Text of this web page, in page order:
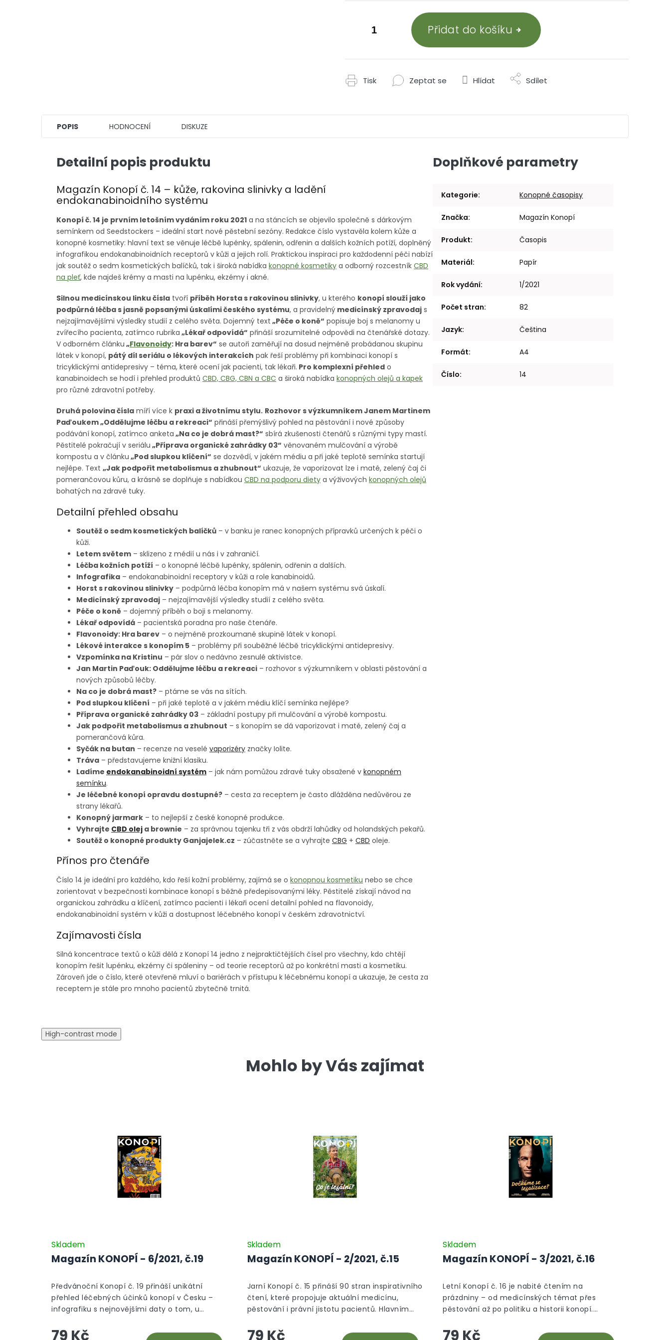
Přidat do košíku
Tisk Zeptat se Hlídat Sdílet
POPIS HODNOCENÍ DISKUZE
Detailní popis produktu
Magazín Konopí č. 14 – kůže, rakovina slinivky a ladění
endokanabinoidního systému
Konopí č. 14 je prvním letošním vydáním roku 2021 a na stáncích se objevilo společně s dárkovým
semínkem od Seedstockers – ideální start nové pěstební sezóny. Redakce číslo vystavěla kolem kůže a
konopné kosmetiky: hlavní text se věnuje léčbě lupénky, spálenin, odřenin a dalších kožních potíží, doplněný
infografikou endokanabinoidních receptorů v kůži a jejich rolí. Praktickou inspiraci pro každodenní péči nabízí
jak soutěž o sedm kosmetických balíčků, tak i široká nabídka konopné kosmetiky a odborný rozcestník CBD
na pleť, kde najdeš krémy a masti na lupénku, ekzémy i akné.
Silnou medicínskou linku čísla tvoří příběh Horsta s rakovinou slinivky, u kterého konopí slouží jako
podpůrná léčba s jasně popsanými úskalími českého systému, a pravidelný medicínský zpravodaj s
nejzajímavějšími výsledky studií z celého světa. Dojemný text „Péče o koně“ popisuje boj s melanomy u
zvířecího pacienta, zatímco rubrika „Lékař odpovídá“ přináší srozumitelné odpovědi na čtenářské dotazy.
V odborném článku „Flavonoidy: Hra barev“ se autoři zaměřují na dosud nejméně probádanou skupinu
látek v konopí, pátý díl seriálu o lékových interakcích pak řeší problémy při kombinaci konopí s
tricyklickými antidepresivy – téma, které ocení jak pacienti, tak lékaři. Pro komplexní přehled o
kanabinoidech se hodí i přehled produktů CBD, CBG, CBN a CBC a široká nabídka konopných olejů a kapek
pro různé zdravotní potřeby.
Druhá polovina čísla míří více k praxi a životnímu stylu. Rozhovor s výzkumníkem Janem Martinem
Paďoukem „Oddělujme léčbu a rekreaci“ přináší přemýšlivý pohled na pěstování i nové způsoby
podávání konopí, zatímco anketa „Na co je dobrá mast?“ sbírá zkušenosti čtenářů s různými typy mastí.
Pěstitelé pokračují v seriálu „Příprava organické zahrádky 03“ věnovaném mulčování a výrobě
kompostu a v článku „Pod slupkou klíčení“ se dozvědí, v jakém médiu a při jaké teplotě semínka startují
nejlépe. Text „Jak podpořit metabolismus a zhubnout“ ukazuje, že vaporizovat lze i maté, zelený čaj či
pomerančovou kůru, a krásně se doplňuje s nabídkou CBD na podporu diety a výživových konopných olejů
bohatých na zdravé tuky.
Detailní přehled obsahu
Soutěž o sedm kosmetických balíčků – v banku je ranec konopných přípravků určených k péči o
kůži.
Letem světem – sklizeno z médií u nás i v zahraničí.
Léčba kožních potíží – o konopné léčbě lupénky, spálenin, odřenin a dalších.
Infografika – endokanabinoidní receptory v kůži a role kanabinoidů.
Horst s rakovinou slinivky – podpůrná léčba konopím má v našem systému svá úskalí.
Medicínský zpravodaj – nejzajímavější výsledky studií z celého světa.
Péče o koně – dojemný příběh o boji s melanomy.
Lékař odpovídá – pacientská poradna pro naše čtenáře.
Flavonoidy: Hra barev – o nejméně prozkoumané skupině látek v konopí.
Lékové interakce s konopím 5 – problémy při souběžné léčbě tricyklickými antidepresivy.
Vzpomínka na Kristinu – pár slov o nedávno zesnulé aktivistce.
Jan Martin Paďouk: Oddělujme léčbu a rekreaci – rozhovor s výzkumníkem v oblasti pěstování a
nových způsobů léčby.
Na co je dobrá mast? – ptáme se vás na sítích.
Pod slupkou klíčení – při jaké teplotě a v jakém médiu klíčí semínka nejlépe?
Příprava organické zahrádky 03 – základní postupy při mulčování a výrobě kompostu.
Jak podpořit metabolismus a zhubnout – s konopím se dá vaporizovat i maté, zelený čaj a
pomerančová kůra.
Syčák na butan – recenze na veselé vaporizéry značky Iolite.
Tráva – představujeme knižní klasiku.
Ladíme endokanabinoidní systém – jak nám pomůžou zdravé tuky obsažené v konopném
semínku.
Je léčebné konopí opravdu dostupné? – cesta za receptem je často dlážděna nedůvěrou ze
strany lékařů.
Konopný jarmark – to nejlepší z české konopné produkce.
Vyhrajte CBD olej a brownie – za správnou tajenku tři z vás obdrží lahůdky od holandských pekařů.
Soutěž o konopné produkty Ganjajelek.cz – zúčastněte se a vyhrajte CBG + CBD oleje.
Přínos pro čtenáře
Číslo 14 je ideální pro každého, kdo řeší kožní problémy, zajímá se o konopnou kosmetiku nebo se chce
zorientovat v bezpečnosti kombinace konopí s běžně předepisovanými léky. Pěstitelé získají návod na
organickou zahrádku a klíčení, zatímco pacienti i lékaři ocení detailní pohled na flavonoidy,
endokanabinoidní systém v kůži a dostupnost léčebného konopí v českém zdravotnictví.
Zajímavosti čísla
Silná koncentrace textů o kůži dělá z Konopí 14 jedno z nejpraktičtějších čísel pro všechny, kdo chtějí
konopím řešit lupénku, ekzémy či spáleniny – od teorie receptorů až po konkrétní masti a kosmetiku.
Zároveň jde o číslo, které otevřeně mluví o bariérách v přístupu k léčebnému konopí a ukazuje, že cesta za
receptem je stále pro mnoho pacientů zbytečně trnitá.
Doplňkové parametry
Kategorie: Konopné časopisy
Značka: Magazín Konopí
Produkt: Časopis
Materiál: Papír
Rok vydání: 1/2021
Počet stran: 82
Jazyk: Čeština
Formát: A4
Číslo: 14
High-contrast mode
Mohlo by Vás zajímat
Magazín KONOPÍ - 6/2021, č.19
Skladem
79 Kč
Předvánoční Konopí č. 19 přináší unikátní
přehled léčebných účinků konopí v Česku –
infografiku s nejnovějšími daty o tom, u
Číslo dále odhaluje fascinující historii CBD
Magazín KONOPÍ - 2/2021, č.15
Skladem
79 Kč
Jarní Konopí č. 15 přináší 90 stran inspirativního
čtení, které propojuje aktuální medicínu,
pěstování i právní jistotu pacientů. Hlavním
zotavení s pomocí látek z konopného semínka
Magazín KONOPÍ - 3/2021, č.16
Skladem
79 Kč
Letní Konopí č. 16 je nabité čtením na
prázdniny – od medicínských témat přes
pěstování až po politiku a historii konopí.
konopí“, který přehledně shrnuje zdravotní,